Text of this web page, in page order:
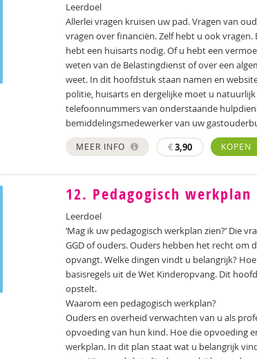
Leerdoel
Allerlei vragen kruisen uw pad. Vragen van
vragen over financiën. Zelf hebt u ook
hebt een huisarts nodig. Of u hebt een
weten van de Belastingdienst of over een
weet. In dit hoofdstuk staan namen en
politie, huisarts en dergelijke moet u
telefoonnummers van onderstaande
bemiddelingsmedewerker van uw
MEER INFO €3,90 KOPEN
12. Pedagogisch werkplan
Leerdoel
‘Mag ik uw pedagogisch werkplan zien?’ Die
GGD of ouders. Ouders hebben het recht om
opvangt. Welke dingen vindt u belangrijk?
basisregels uit de Wet Kinderopvang. Dit
opstelt.
Waarom een pedagogisch werkplan?
Ouders en overheid verwachten van u als
opvoeding van hun kind. Hoe die opvoeding
werkplan. In dit plan staat wat u belangrijk